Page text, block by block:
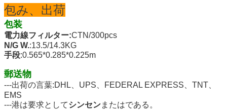
包み、出荷
包装
電力線フィルター:CTN/300pcs
N/G W.:13.5/14.3KG
手段:0.565*0.285*0.225m
郵送物
---出荷の言葉:DHL、UPS、FEDERAL EXPRESS、TNT、
EMS
---港は要求としてシンセンまたはである。